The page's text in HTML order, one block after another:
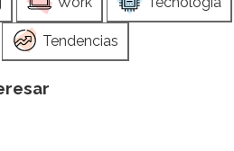
Tendencias